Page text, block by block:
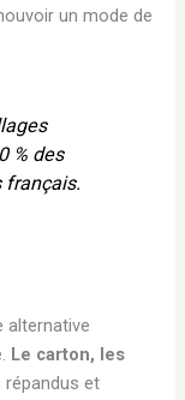
un mode de
% des
français.
alternative
Le carton, les
et